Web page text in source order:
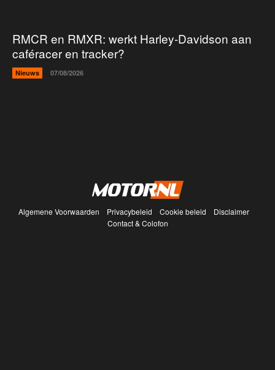
RMCR en RMXR: werkt Harley-Davidson aan
caféracer en tracker?
Nieuws 07/08/2026
Algemene Voorwaarden Privacybeleid Cookie beleid
Disclaimer
Contact & Colofon